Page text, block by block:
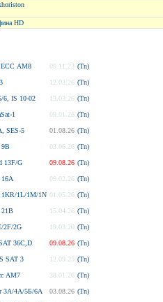
HD
АМ8 09.11.23 (Tn)
12.03.26 (Tn)
6, IS 10-02 13.03.26 (Tn)
1 09.01.26 (Tn)
SES-5 01.08.26 (Tn)
9B 03.06.26 (Tn)
13F/G 09.08.26 (Tn)
16A 09.02.26 (Tn)
1KR/1L/1M/1N 01.05.26 (Tn)
21B 15.04.26 (Tn)
2F/2G 19.03.20 (Tn)
36C,D 09.08.26 (Tn)
SAT 3 12.09.25 (Tn)
АМ7 28.01.26 (Tn)
3A/4A/5Б/6A 03.08.26 (Tn)